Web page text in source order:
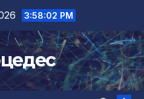
3:58:03 PM